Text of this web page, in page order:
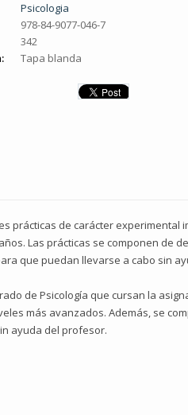
Psicologia
978-84-9077-046-7
342
Tapa blanda
prácticas de carácter experimental
Las prácticas se componen de
que puedan llevarse a cabo sin
de Psicología que cursan la
más avanzados. Además, se
ayuda del profesor.